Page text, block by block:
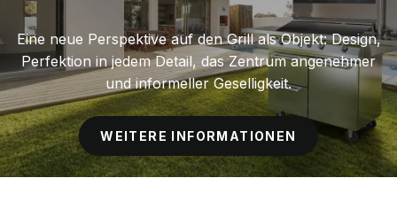
Eine neue Perspektive auf den Grill als Objekt: Design,
Perfektion in jedem Detail, das Zentrum angenehmer
und informeller Geselligkeit.
WEITERE INFORMATIONEN